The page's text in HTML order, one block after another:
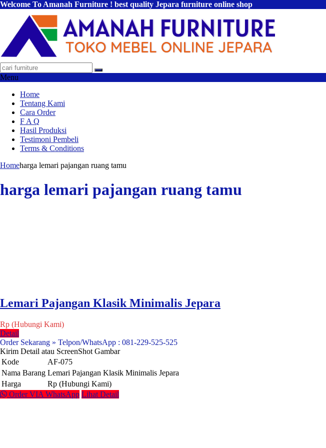
Welcome To Amanah Furniture ! best quality Jepara furniture online shop
Menu
Home
Tentang Kami
Cara Order
F A Q
Hasil Produksi
Testimoni Pembeli
Terms & Conditions
Homeharga lemari pajangan ruang tamu
harga lemari pajangan ruang tamu
Lemari Pajangan Klasik Minimalis Jepara
Rp (Hubungi Kami)
Detail
Order Sekarang » Telpon/WhatsApp : 081-229-525-525
Kirim Detail atau ScreenShot Gambar
Kode
AF-075
Nama Barang Lemari Pajangan Klasik Minimalis Jepara
Harga
Rp (Hubungi Kami)
Order VIA WhatsApp Lihat Detail